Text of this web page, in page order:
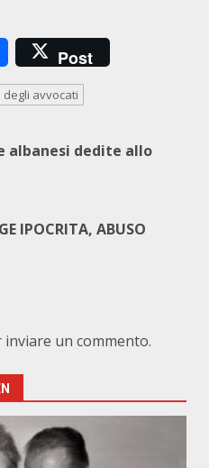
Post
avvocati
albanesi dedite allo
IPOCRITA, ABUSO
inviare un commento.